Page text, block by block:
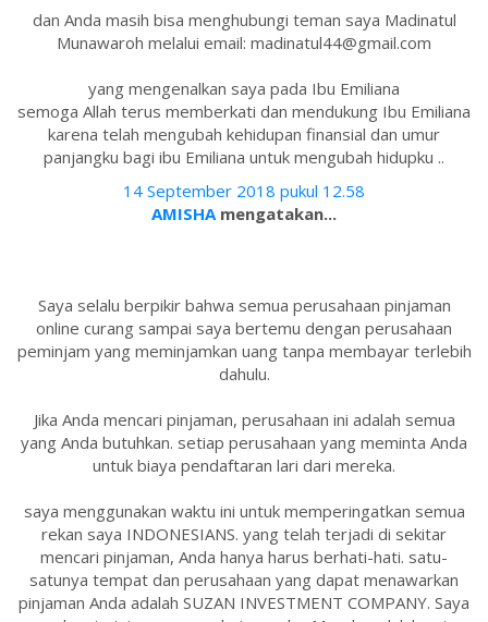
dan Anda masih bisa menghubungi teman saya Madinatul
Munawaroh melalui email: madinatul44@gmail.com
yang mengenalkan saya pada Ibu Emiliana
semoga Allah terus memberkati dan mendukung Ibu Emiliana
karena telah mengubah kehidupan finansial dan umur
panjangku bagi ibu Emiliana untuk mengubah hidupku ..
14 September 2018 pukul 12.58
AMISHAmengatakan...
Saya selalu berpikir bahwa semua perusahaan pinjaman
online curang sampai saya bertemu dengan perusahaan
peminjam yang meminjamkan uang tanpa membayar terlebih
dahulu.
Jika Anda mencari pinjaman, perusahaan ini adalah semua
yang Anda butuhkan. setiap perusahaan yang meminta Anda
untuk biaya pendaftaran lari dari mereka.
saya menggunakan waktu ini untuk memperingatkan semua
rekan saya INDONESIANS. yang telah terjadi di sekitar
mencari pinjaman, Anda hanya harus berhati-hati. satu-
satunya tempat dan perusahaan yang dapat menawarkan
pinjaman Anda adalah SUZAN INVESTMENT COMPANY. Saya